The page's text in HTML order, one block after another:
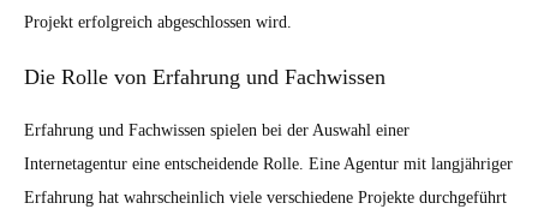
Projekt erfolgreich abgeschlossen wird.
Die Rolle von Erfahrung und Fachwissen
Erfahrung und Fachwissen spielen bei der Auswahl einer
Internetagentur eine entscheidende Rolle. Eine Agentur mit langjähriger
Erfahrung hat wahrscheinlich viele verschiedene Projekte durchgeführt